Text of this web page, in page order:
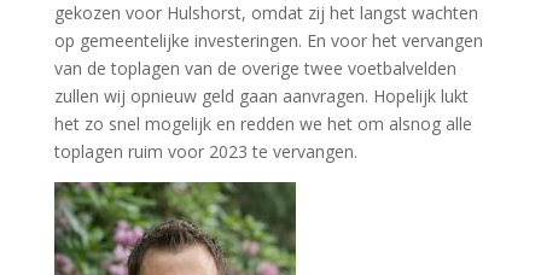
gekozen voor Hulshorst, omdat zij het langst wachten
op gemeentelijke investeringen. En voor het vervangen
van de toplagen van de overige twee voetbalvelden
zullen wij opnieuw geld gaan aanvragen. Hopelijk lukt
het zo snel mogelijk en redden we het om alsnog alle
toplagen ruim voor 2023 te vervangen.